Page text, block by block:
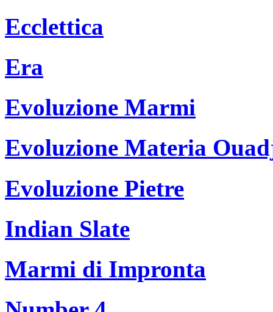
Ecclettica
Era
Evoluzione Marmi
Evoluzione Materia
Evoluzione Pietre
Indian Slate
Marmi di Impronta